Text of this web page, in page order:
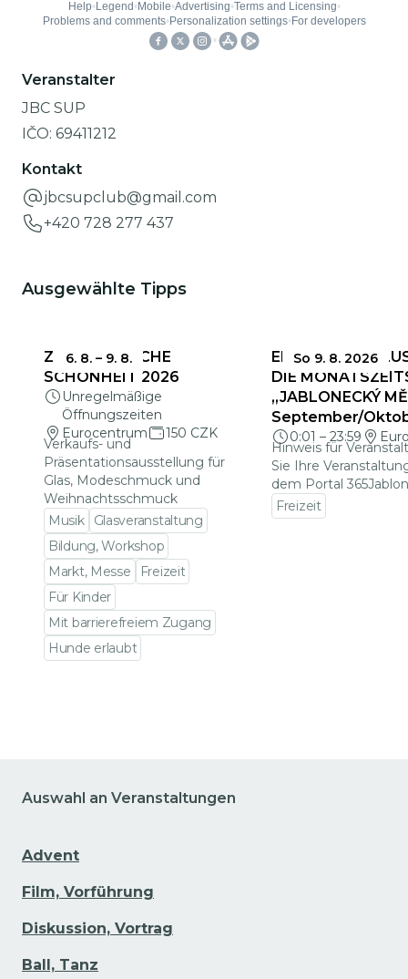
Veranstalter
JBC SUP
IČO: 69411212
Kontakt
jbcsupclub@gmail.com
+420 728 277 437
Ausgewählte Tipps
6. 8. – 9. 8.
ZERBRECHLICHE
SCHÖNHEIT 2026
Unregelmäßige
Öffnungszeiten
Eurocentrum
150 CZK
Verkaufs- und
Präsentationsausstellung für
Glas, Modeschmuck und
Weihnachtsschmuck
Musik
Glasveranstaltung
Bildung, Workshop
Markt, Messe
Freizeit
Für Kinder
Mit barrierefreiem Zugang
Hunde erlaubt
So 9. 8. 2026
DIE
„JABLONECKÝ
September/
0:01 – 23:59
Hinweis für
Sie Ihre
dem Portal
Freizeit
Auswahl an Veranstaltungen
Advent
Film, Vorführung
Diskussion, Vortrag
Ball, Tanz